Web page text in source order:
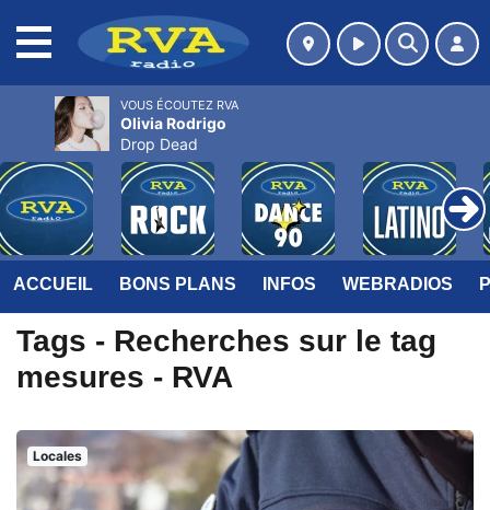
ACCUEIL BONS PLANS INFOS WEBRADIOS
Tags - Recherches sur le tag
mesures - RVA
Locales
VOUS ÉCOUTEZ RVA
Olivia Rodrigo
Drop Dead